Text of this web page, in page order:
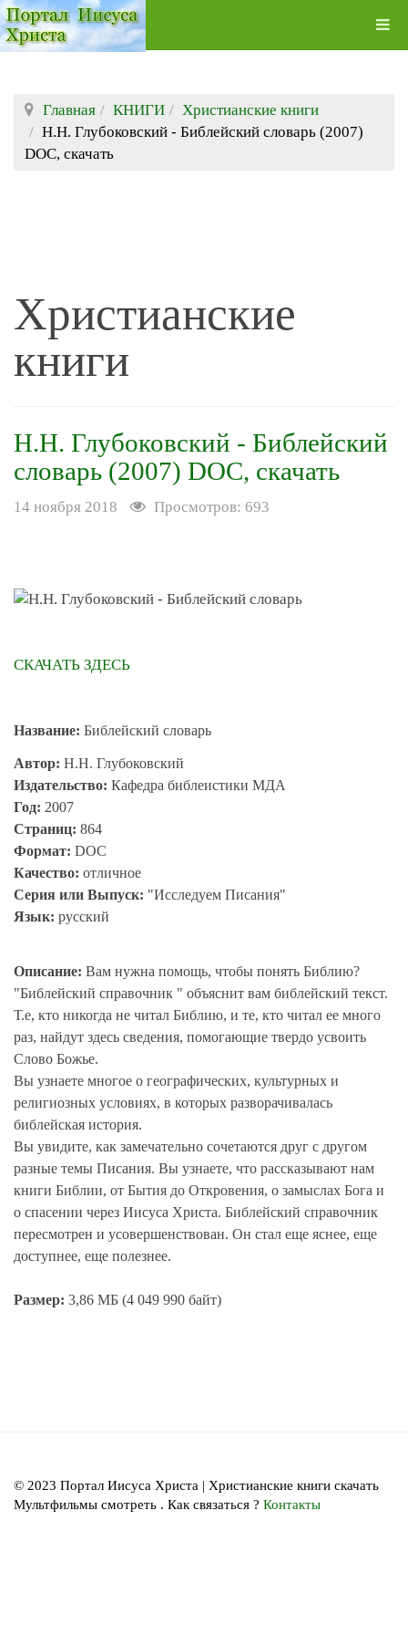
Главная КНИГИ
Христианские книги
Н.Н. Глубоковский - Библейский словарь (2007)
DOC, скачать
Христианские
книги
Н.Н. Глубоковский - Библейский
словарь (2007) DOC, скачать
14 ноября 2018 Просмотров: 693
СКАЧАТЬ ЗДЕСЬ
Название: Библейский словарь
Автор: Н.Н. Глубоковский
Издательство: Кафедра библеистики МДА
Год: 2007
Страниц: 864
Формат: DOC
Качество: отличное
Серия или Выпуск: "Исследуем Писания"
Язык: русский
Описание: Вам нужна помощь, чтобы понять Библию?
"Библейский справочник " объяснит вам библейский текст.
Т.е, кто никогда не читал Библию, и те, кто читал ее много
раз, найдут здесь сведения, помогающие твердо усвоить
Слово Божье.
Вы узнаете многое о географических, культурных и
религиозных условиях, в которых разворачивалась
библейская история.
Вы увидите, как замечательно сочетаются друг с другом
разные темы Писания. Вы узнаете, что рассказывают нам
книги Библии, от Бытия до Откровения, о замыслах Бога и
о спасении через Иисуса Христа. Библейский справочник
пересмотрен и усовершенствован. Он стал еще яснее, еще
доступнее, еще полезнее.
Размер: 3,86 МБ (4 049 990 байт)
© 2023 Портал Иисуса Христа | Христианские книги скачать
Мультфильмы смотреть . Как связаться ? Контакты